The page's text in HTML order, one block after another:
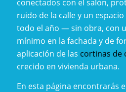
conectados con el salón,
ruido de la calle y un
todo el año — sin obra, con
mínimo en la fachada y de
aplicación de las cortinas de
crecido en vivienda urbana.
En esta página encontrarás